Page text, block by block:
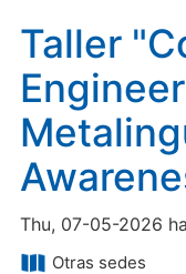
Taller
Thu, 07-05-2026
Otras sedes